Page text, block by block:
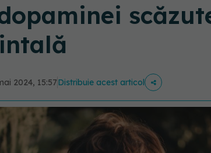
2024, 15:57Distribuie acest articol